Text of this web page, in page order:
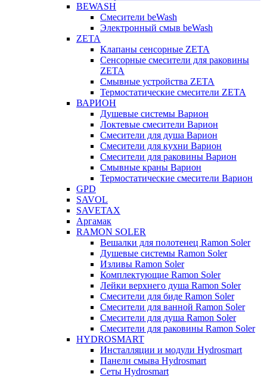
BEWASH
Смесители beWash
Электронный смыв beWash
ZETA
Клапаны сенсорные ZETA
Сенсорные смесители для раковины
ZETA
Смывные устройства ZETA
Термостатические смесители ZETA
ВАРИОН
Душевые системы Варион
Локтевые смесители Варион
Смесители для душа Варион
Смесители для кухни Варион
Смесители для раковины Варион
Смывные краны Варион
Термостатические смесители Варион
GPD
SAVOL
SAVETAX
Аргамак
RAMON SOLER
Вешалки для полотенец Ramon Soler
Душевые системы Ramon Soler
Изливы Ramon Soler
Комплектующие Ramon Soler
Лейки верхнего душа Ramon Soler
Смесители для биде Ramon Soler
Смесители для ванной Ramon Soler
Смесители для душа Ramon Soler
Смесители для раковины Ramon Soler
HYDROSMART
Инсталляции и модули Hydrosmart
Панели смыва Hydrosmart
Сеты Hydrosmart